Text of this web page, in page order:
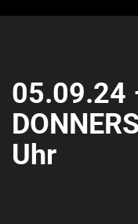
05.09.24
Uhr